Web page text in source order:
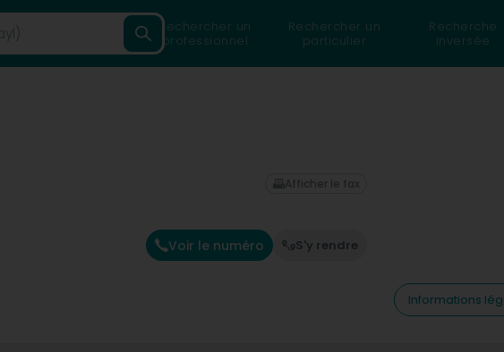
Rechercher un
professionnel
Rechercher un
particulier
Recherche
inversée
Voir le numéro S'y rendre
Afficher le fax
Informations